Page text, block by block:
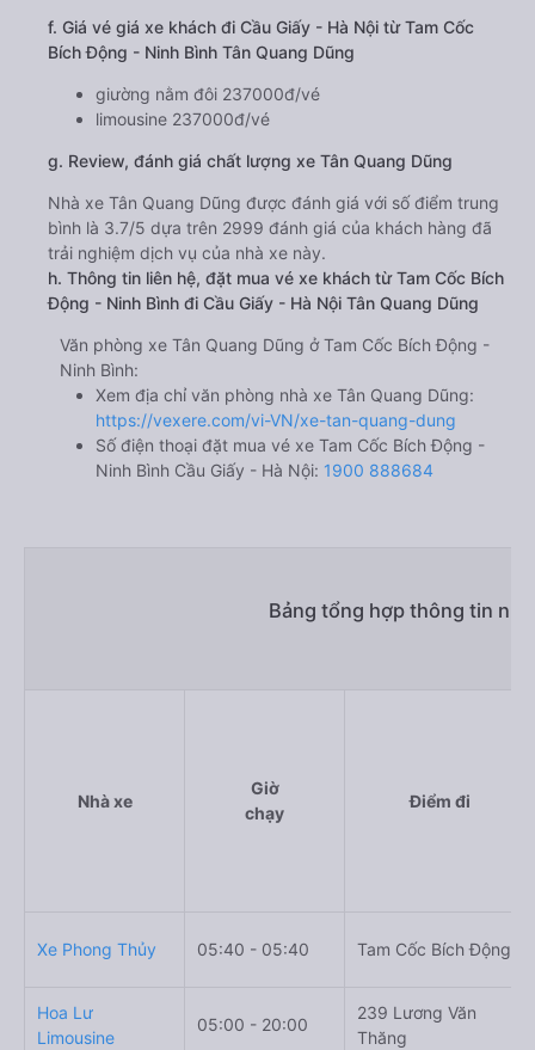
f. Giá vé giá xe khách đi Cầu Giấy - Hà Nội từ Tam Cốc
Bích Động - Ninh Bình Tân Quang Dũng
giường nằm đôi 237000đ/vé
limousine 237000đ/vé
g. Review, đánh giá chất lượng xe Tân Quang Dũng
Nhà xe Tân Quang Dũng được đánh giá với số điểm trung
bình là 3.7/5 dựa trên 2999 đánh giá của khách hàng đã
trải nghiệm dịch vụ của nhà xe này.
h. Thông tin liên hệ, đặt mua vé xe khách từ Tam Cốc Bích
Động - Ninh Bình đi Cầu Giấy - Hà Nội Tân Quang Dũng
Văn phòng xe Tân Quang Dũng ở Tam Cốc Bích Động -
Ninh Bình:
Xem địa chỉ văn phòng nhà xe Tân Quang Dũng:
https://vexere.com/vi-VN/xe-tan-quang-dung
Số điện thoại đặt mua vé xe Tam Cốc Bích Động -
Ninh Bình Cầu Giấy - Hà Nội: 1900 888684
Bảng tổng hợp thông tin
Nhà xe
Giờ
chạy
Điểm đi
Xe Phong Thủy 05:40 - 05:40 Tam Cốc Bích Động
Hoa Lư
Limousine
05:00 - 20:00
239 Lương Văn
Thăng